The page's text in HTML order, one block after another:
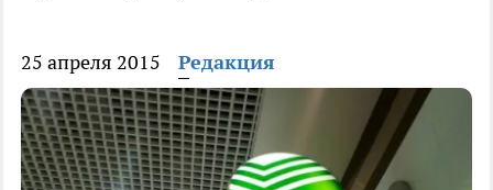
25 апреля 2015 Редакция